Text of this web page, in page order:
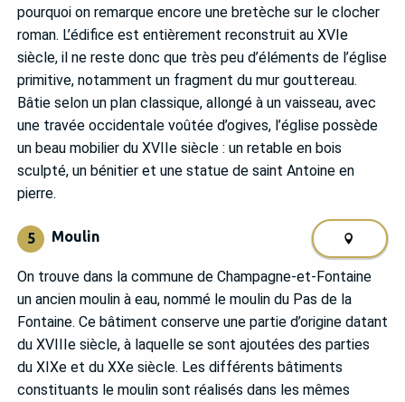
pourquoi on remarque encore une bretèche sur le clocher
roman. L’édifice est entièrement reconstruit au XVIe
siècle, il ne reste donc que très peu d’éléments de l’église
primitive, notamment un fragment du mur gouttereau.
Bâtie selon un plan classique, allongé à un vaisseau, avec
une travée occidentale voûtée d’ogives, l’église possède
un beau mobilier du XVIIe siècle : un retable en bois
sculpté, un bénitier et une statue de saint Antoine en
pierre.
5 Moulin
On trouve dans la commune de Champagne-et-Fontaine
un ancien moulin à eau, nommé le moulin du Pas de la
Fontaine. Ce bâtiment conserve une partie d’origine datant
du XVIIIe siècle, à laquelle se sont ajoutées des parties
du XIXe et du XXe siècle. Les différents bâtiments
constituants le moulin sont réalisés dans les mêmes